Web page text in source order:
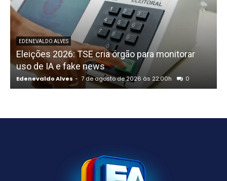
EDENEVALDO ALVES
Eleições 2026: TSE cria órgão para monitorar
uso de IA e fake news
Edenevaldo Alves - 7 de agosto de 2026 às 22:00h 0